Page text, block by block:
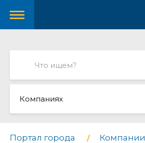
Компаниях
Портал города
Компании